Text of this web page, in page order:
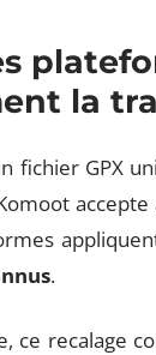
la
GPX
accepte
.
recalage